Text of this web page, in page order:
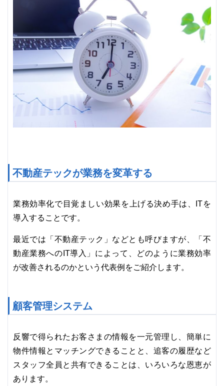
不動産テックが業務を変革する
業務効率化で目覚ましい効果を上げる決め手は、ITを
導入することです。
最近では「不動産テック」などとも呼びますが、「不
動産業務へのIT導入」によって、どのように業務効率
が改善されるのかという代表例をご紹介します。
顧客管理システム
反響で得られたお客さまの情報を一元管理し、簡単に
物件情報とマッチングできることと、追客の履歴など
スタッフ全員と共有できることは、いろいろな恩恵が
あります。